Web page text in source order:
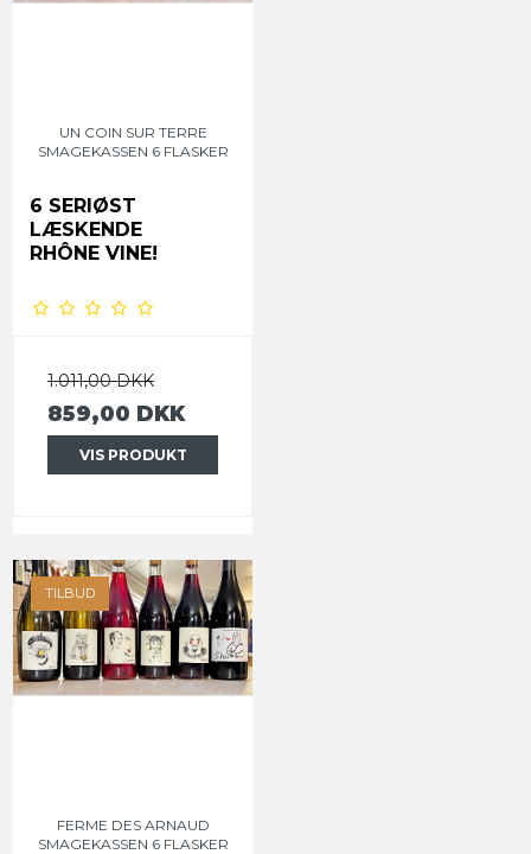
UN COIN SUR TERRE
SMAGEKASSEN 6 FLASKER
6 SERIØST
LÆSKENDE
RHÔNE VINE!
1.011,00 DKK
859,00 DKK
VIS PRODUKT
TILBUD
FERME DES ARNAUD
SMAGEKASSEN 6 FLASKER